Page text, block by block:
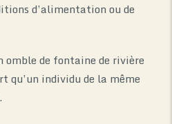
d’alimentation ou de
de fontaine de rivière
qu’un individu de la même